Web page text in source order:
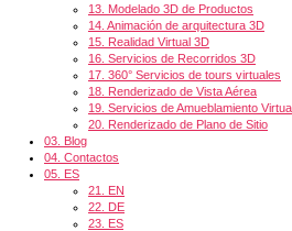
13. Modelado 3D de Productos
14. Animación de arquitectura 3D
15. Realidad Virtual 3D
16. Servicios de Recorridos 3D
17. 360° Servicios de tours virtuales
18. Renderizado de Vista Aérea
19. Servicios de Amueblamiento
20. Renderizado de Plano de Sitio
03. Blog
04. Contactos
05. ES
21. EN
22. DE
23. ES